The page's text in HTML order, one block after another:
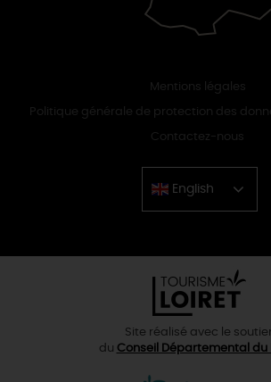
Mentions légales
Politique générale de protection des
Contactez-nous
English
Chinese
Site réalisé avec le
du Conseil Départemental du